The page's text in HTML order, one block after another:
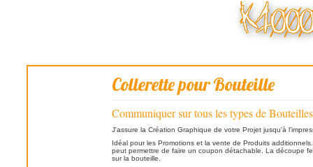
Collerette pour Bouteille
Communiquer sur tous les types de Bouteilles
J'assure la Création Graphique de votre Projet jusqu'à
Idéal pour les Promotions et la vente de Produits
peut permettre de faire un coupon détachable. La découpe
sur la bouteille.